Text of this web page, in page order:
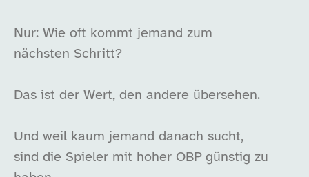
Nur: Wie oft kommt jemand zum
nächsten Schritt?
Das ist der Wert, den andere übersehen.
Und weil kaum jemand danach sucht,
sind die Spieler mit hoher OBP günstig zu